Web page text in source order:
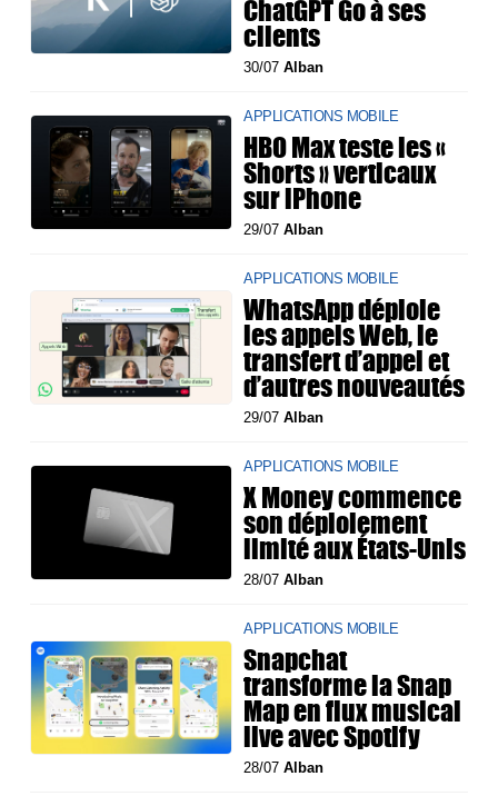
ChatGPT Go à ses
clients
30/07Alban
APPLICATIONS MOBILE
HBO Max teste les «
Shorts » verticaux
sur iPhone
29/07Alban
APPLICATIONS MOBILE
WhatsApp déploie
les appels Web, le
transfert d’appel et
d’autres nouveautés
29/07Alban
APPLICATIONS MOBILE
X Money commence
son déploiement
limité aux États-Unis
28/07Alban
APPLICATIONS MOBILE
Snapchat
transforme la Snap
Map en flux musical
live avec Spotify
28/07Alban